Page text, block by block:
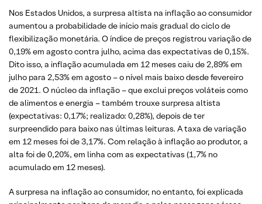
Nos Estados Unidos, a surpresa altista na inflação ao consumidor
aumentou a probabilidade de início mais gradual do ciclo de
flexibilização monetária. O índice de preços registrou variação de
0,19% em agosto contra julho, acima das expectativas de 0,15%.
Dito isso, a inflação acumulada em 12 meses caiu de 2,89% em
julho para 2,53% em agosto – o nível mais baixo desde fevereiro
de 2021. O núcleo da inflação – que exclui preços voláteis como
de alimentos e energia – também trouxe surpresa altista
(expectativas: 0,17%; realizado: 0,28%), depois de ter
surpreendido para baixo nas últimas leituras. A taxa de variação
em 12 meses foi de 3,17%. Com relação à inflação ao produtor, a
alta foi de 0,20%, em linha com as expectativas (1,7% no
acumulado em 12 meses).
A surpresa na inflação ao consumidor, no entanto, foi explicada